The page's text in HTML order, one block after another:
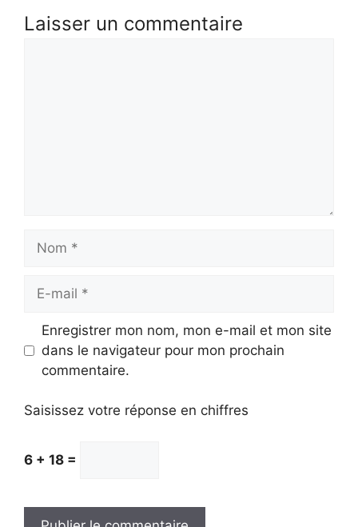
Laisser un commentaire
mail
Enregistrer mon nom, mon e-mail et mon site
dans le navigateur pour mon prochain
commentaire.
Saisissez votre réponse en chiffres
6 + 18 =